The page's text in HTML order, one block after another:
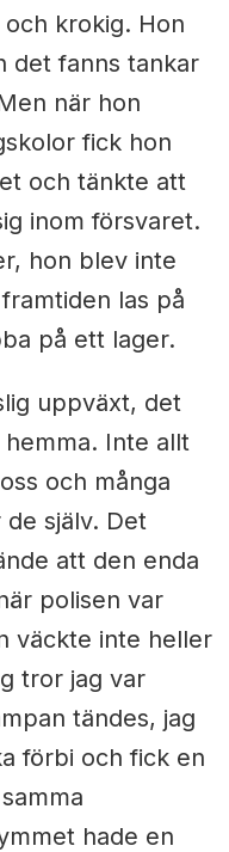
krokig. Hon
det fanns tankar
när hon
fick hon
och tänkte att
inom försvaret.
hon blev inte
las på
på ett lager.
uppväxt, det
Inte allt
och många
själv. Det
att den enda
polisen var
väckte inte heller
tror jag var
tändes, jag
förbi och fick en
hade en